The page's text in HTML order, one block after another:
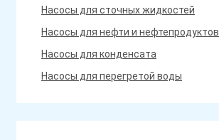
Насосы для сточных жидкостей
Насосы для нефти и нефтепродуктов
Насосы для конденсата
Насосы для перегретой воды